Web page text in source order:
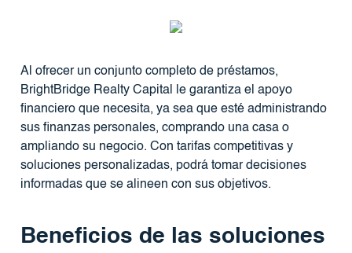
Al ofrecer un conjunto completo de préstamos,
BrightBridge Realty Capital le garantiza el apoyo
financiero que necesita, ya sea que esté administrando
sus finanzas personales, comprando una casa o
ampliando su negocio. Con tarifas competitivas y
soluciones personalizadas, podrá tomar decisiones
informadas que se alineen con sus objetivos.
Beneficios de las soluciones